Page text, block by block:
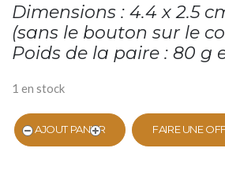
Dimensions : 4.4 x 2.5
(sans le bouton sur le
Poids de la paire : 80 g
1 en stock
AJOUT PANIER FAIRE UNE